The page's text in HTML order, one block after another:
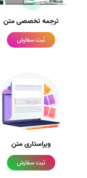
ترجمه تخصصی متن
ثبت سفارش
ویراستاری متن
ثبت سفارش